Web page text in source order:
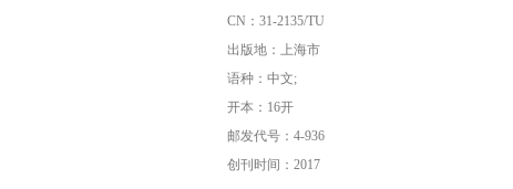
CN：31-2135/TU
出版地：上海市
语种：中文;
开本：16开
邮发代号：4-936
创刊时间：2017